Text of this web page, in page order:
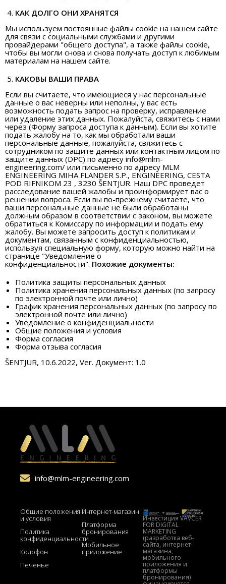
КАК ДОЛГО ОНИ ХРАНЯТСЯ
Мы используем постоянные файлы cookie на нашем сайте
для связи с социальными службами и другими
провайдерами "общего доступа", а также файлы cookie,
чтобы вы могли снова и снова получать доступ к любимым
материалам на нашем сайте.
КАКОВЫ ВАШИ ПРАВА
Если вы считаете, что имеющиеся у нас персональные
данные о вас неверны или неполны, у вас есть
возможность подать запрос на проверку, исправление
или удаление этих данных. Пожалуйста, свяжитесь с нами
через (Форму запроса доступа к данным). Если вы хотите
подать жалобу на то, как мы обработали ваши
персональные данные, пожалуйста, свяжитесь с
сотрудником по защите данных или контактным лицом по
защите данных (DPC) по адресу info@mlm-
engineering.com/ или письменно по адресу MLM
ENGINEERING MIHA FLANDER S.P., ENGINEERING, CESTA
POD RIFNIKOM 23 , 3230 ŠENTJUR. Наш DPC проведет
расследование вашей жалобы и проинформирует вас о
решении вопроса. Если вы по-прежнему считаете, что
ваши персональные данные не были обработаны
должным образом в соответствии с законом, вы можете
обратиться к Комиссару по информации и подать ему
жалобу. Вы можете запросить доступ к политикам и
документам, связанным с конфиденциальностью,
используя специальную форму, которую можно найти на
странице "Уведомление о
конфиденциальности". Похожие документы:
Политика защиты персональных данных
Политика хранения персональных данных (по запросу
по электронной почте или лично)
График хранения персональных данных (по запросу по
электронной почте или лично)
Уведомление о конфиденциальности
Общие положения и условия
Форма согласия
Форма отзыва согласия
ŠENTJUR, 10.6.2022, Ver. Документ: 1.0
info@mlm-engineering.com
Общие положения
и условия
Политика
конфиденциальности
Колофон
Печенье
Интернет-магазин
Платформа
бронирования
Мобильное
приложение
Инвестиция VAVČER
FOR DIGITAL
MARKETING
(разработка веб-
сайта, интернет-
магазина,
мобильного
приложения и
платформы
бронирования)